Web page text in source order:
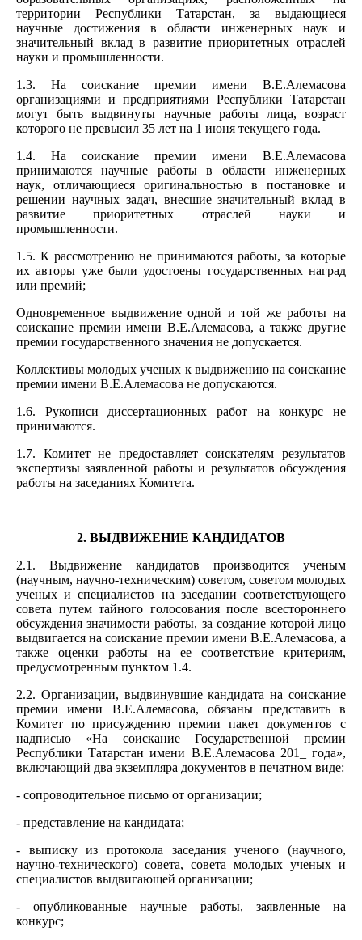
территории Республики Татарстан, за выдающиеся
научные достижения в области инженерных наук и
значительный вклад в развитие приоритетных отраслей
науки и промышленности.
1.3. На соискание премии имени В.Е.Алемасова
организациями и предприятиями Республики Татарстан
могут быть выдвинуты научные работы лица, возраст
которого не превысил 35 лет на 1 июня текущего года.
1.4. На соискание премии имени В.Е.Алемасова
принимаются научные работы в области инженерных
наук, отличающиеся оригинальностью в постановке и
решении научных задач, внесшие значительный вклад в
развитие приоритетных отраслей науки и
промышленности.
1.5. К рассмотрению не принимаются работы, за которые
их авторы уже были удостоены государственных наград
или премий;
Одновременное выдвижение одной и той же работы на
соискание премии имени В.Е.Алемасова, а также другие
премии государственного значения не допускается.
Коллективы молодых ученых к выдвижению на соискание
премии имени В.Е.Алемасова не допускаются.
1.6. Рукописи диссертационных работ на конкурс не
принимаются.
1.7. Комитет не предоставляет соискателям результатов
экспертизы заявленной работы и результатов обсуждения
работы на заседаниях Комитета.
2. ВЫДВИЖЕНИЕ КАНДИДАТОВ
2.1. Выдвижение кандидатов производится ученым
(научным, научно-техническим) советом, советом молодых
ученых и специалистов на заседании соответствующего
совета путем тайного голосования после всестороннего
обсуждения значимости работы, за создание которой лицо
выдвигается на соискание премии имени В.Е.Алемасова, а
также оценки работы на ее соответствие критериям,
предусмотренным пунктом 1.4.
2.2. Организации, выдвинувшие кандидата на соискание
премии имени В.Е.Алемасова, обязаны представить в
Комитет по присуждению премии пакет документов с
надписью «На соискание Государственной премии
Республики Татарстан имени В.Е.Алемасова 201_ года»,
включающий два экземпляра документов в печатном виде:
- сопроводительное письмо от организации;
- представление на кандидата;
- выписку из протокола заседания ученого (научного,
научно-технического) совета, совета молодых ученых и
специалистов выдвигающей организации;
- опубликованные научные работы, заявленные на
конкурс;